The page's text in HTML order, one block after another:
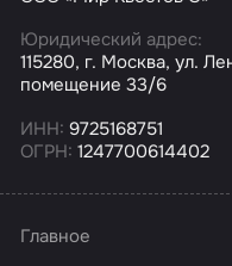
Юридический адрес:
115280, г. Москва, ул.
помещение 33/6
ИНН: 9725168751
ОГРН: 1247700614402
Главное